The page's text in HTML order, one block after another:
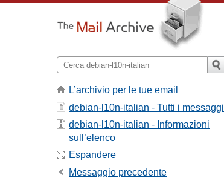
L’archivio per le tue email
debian-l10n-italian - Tutti i messaggi
debian-l10n-italian - Informazioni
sull’elenco
Espandere
Messaggio precedente